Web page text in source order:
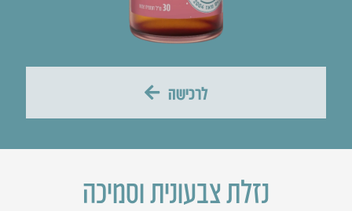
לרכישה
נזלת צבעונית וסמיכה